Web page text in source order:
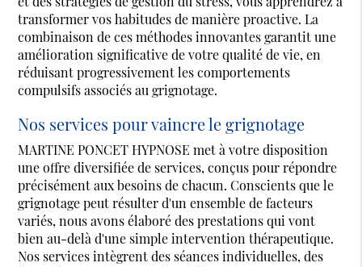
transformer vos habitudes de manière proactive. La
combinaison de ces méthodes innovantes garantit une
amélioration significative de votre qualité de vie, en
réduisant progressivement les comportements
compulsifs associés au grignotage.
Nos services pour vaincre le grignotage
MARTINE PONCET HYPNOSE met à votre disposition
une offre diversifiée de services, conçus pour répondre
précisément aux besoins de chacun. Conscients que le
grignotage peut résulter d'un ensemble de facteurs
variés, nous avons élaboré des prestations qui vont
bien au-delà d'une simple intervention thérapeutique.
Nos services intègrent des séances individuelles, des